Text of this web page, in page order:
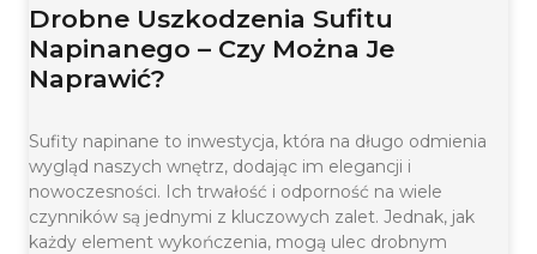
Drobne Uszkodzenia Sufitu
Napinanego – Czy Można Je
Naprawić?
Sufity napinane to inwestycja, która na długo odmienia
wygląd naszych wnętrz, dodając im elegancji i
nowoczesności. Ich trwałość i odporność na wiele
czynników są jednymi z kluczowych zalet. Jednak, jak
każdy element wykończenia, mogą ulec drobnym